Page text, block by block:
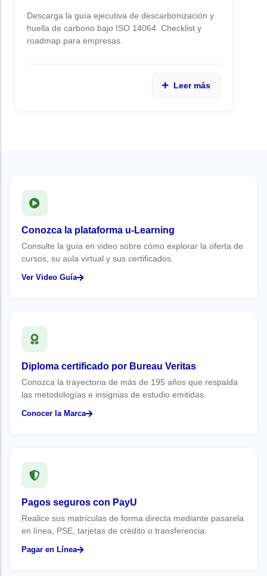
Descarga la guía ejecutiva de descarbonización y
huella de carbono bajo ISO 14064. Checklist y
roadmap para empresas.
Leer más
Conozca la plataforma u-Learning
Consulte la guía en video sobre cómo explorar la oferta de
cursos, su aula virtual y sus certificados.
Ver Video Guía
Diploma certificado por Bureau Veritas
Conozca la trayectoria de más de 195 años que respalda
las metodologías e insignias de estudio emitidas.
Conocer la Marca
Pagos seguros con PayU
Realice sus matrículas de forma directa mediante pasarela
en línea, PSE, tarjetas de crédito o transferencia.
Pagar en Línea